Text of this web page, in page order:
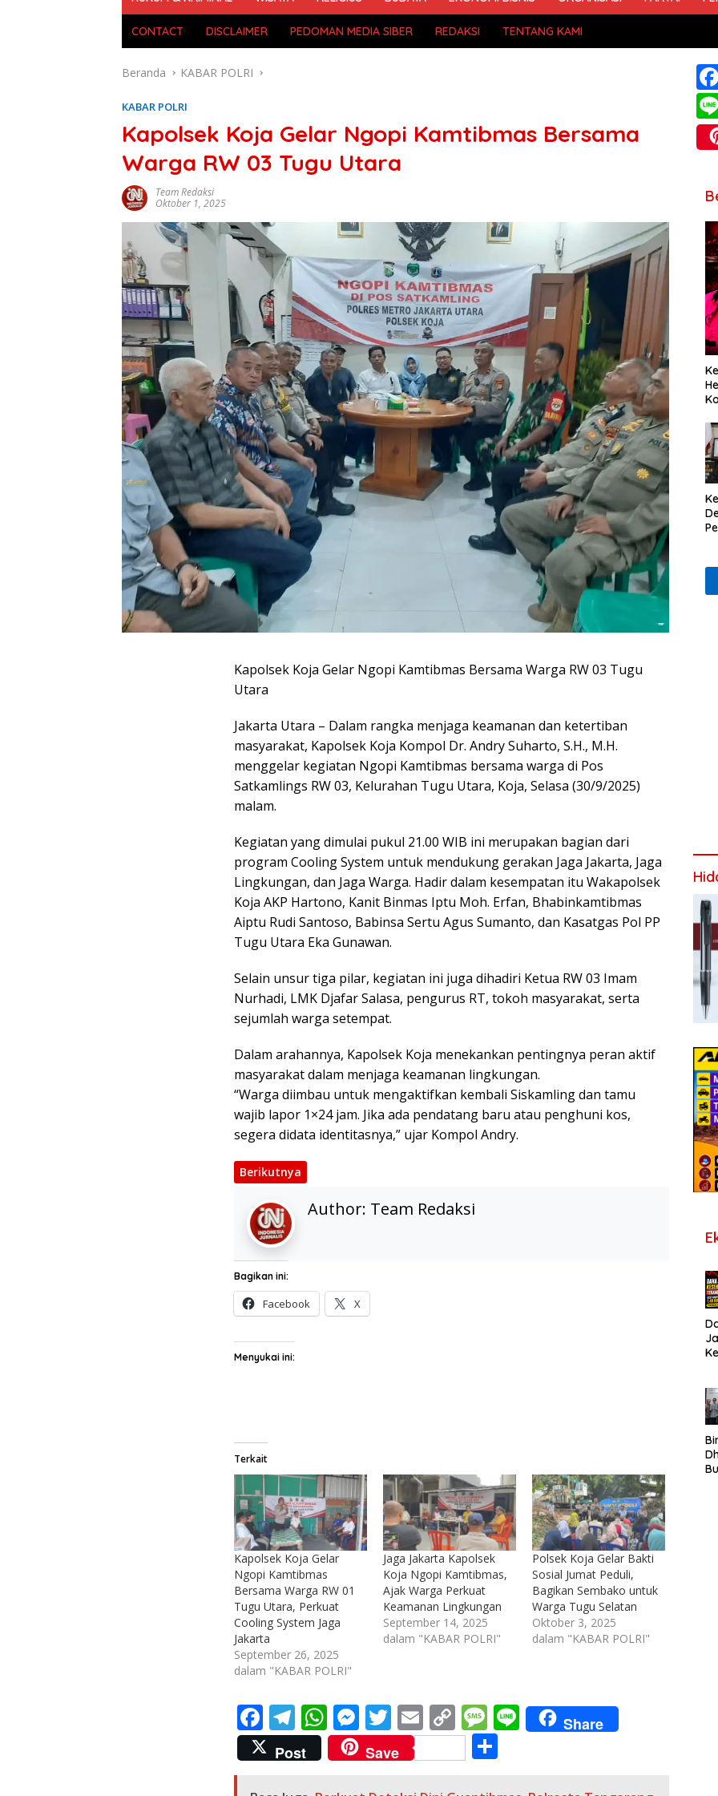
CONTACT DISCLAIMER PEDOMAN MEDIA SIBER REDAKSI TENTANG KAMI
Beranda KABAR POLRI
KABAR POLRI
Kapolsek Koja Gelar Ngopi Kamtibmas Bersama
Warga RW 03 Tugu Utara
Team Redaksi
Oktober 1, 2025
Kapolsek Koja Gelar Ngopi Kamtibmas Bersama Warga RW 03 Tugu
Utara
Jakarta Utara – Dalam rangka menjaga keamanan dan ketertiban
masyarakat, Kapolsek Koja Kompol Dr. Andry Suharto, S.H., M.H.
menggelar kegiatan Ngopi Kamtibmas bersama warga di Pos
Satkamlings RW 03, Kelurahan Tugu Utara, Koja, Selasa (30/9/2025)
malam.
Kegiatan yang dimulai pukul 21.00 WIB ini merupakan bagian dari
program Cooling System untuk mendukung gerakan Jaga Jakarta, Jaga
Lingkungan, dan Jaga Warga. Hadir dalam kesempatan itu Wakapolsek
Koja AKP Hartono, Kanit Binmas Iptu Moh. Erfan, Bhabinkamtibmas
Aiptu Rudi Santoso, Babinsa Sertu Agus Sumanto, dan Kasatgas Pol PP
Tugu Utara Eka Gunawan.
Selain unsur tiga pilar, kegiatan ini juga dihadiri Ketua RW 03 Imam
Nurhadi, LMK Djafar Salasa, pengurus RT, tokoh masyarakat, serta
sejumlah warga setempat.
Dalam arahannya, Kapolsek Koja menekankan pentingnya peran aktif
masyarakat dalam menjaga keamanan lingkungan.
“Warga diimbau untuk mengaktifkan kembali Siskamling dan tamu
wajib lapor 1×24 jam. Jika ada pendatang baru atau penghuni kos,
segera didata identitasnya,” ujar Kompol Andry.
Berikutnya
Author: Team Redaksi
Bagikan ini:
Facebook X
Menyukai ini:
Terkait
Kapolsek Koja Gelar
Ngopi Kamtibmas
Bersama Warga RW 01
Tugu Utara, Perkuat
Cooling System Jaga
Jakarta
September 26, 2025
dalam "KABAR POLRI"
Jaga Jakarta Kapolsek
Koja Ngopi Kamtibmas,
Ajak Warga Perkuat
Keamanan Lingkungan
September 14, 2025
dalam "KABAR POLRI"
Polsek Koja Gelar Bakti
Sosial Jumat Peduli,
Bagikan Sembako untuk
Warga Tugu Selatan
Oktober 3, 2025
dalam "KABAR POLRI"
F
ac
e
T
el
e
W
h
at
M
e
ss
T
w
itt
E
m
ai
C
o
p
M
e
ss
Li
n
Share
Post
Save